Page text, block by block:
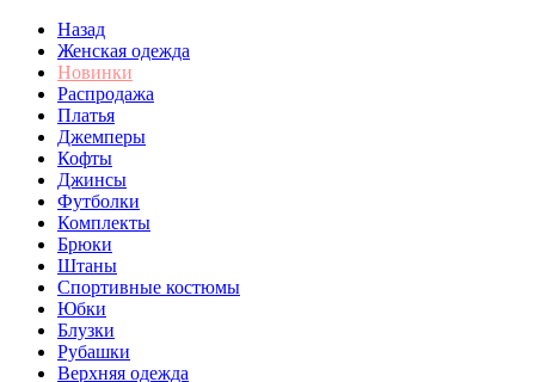
Назад
Женская одежда
Новинки
Распродажа
Платья
Джемперы
Кофты
Джинсы
Футболки
Комплекты
Брюки
Штаны
Спортивные костюмы
Юбки
Блузки
Рубашки
Верхняя одежда